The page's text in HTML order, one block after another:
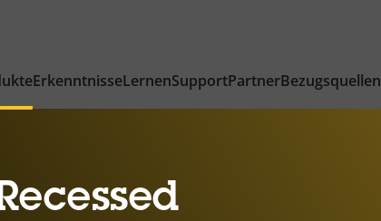
ErkenntnisseLernenSupportPartnerBezugsquellen